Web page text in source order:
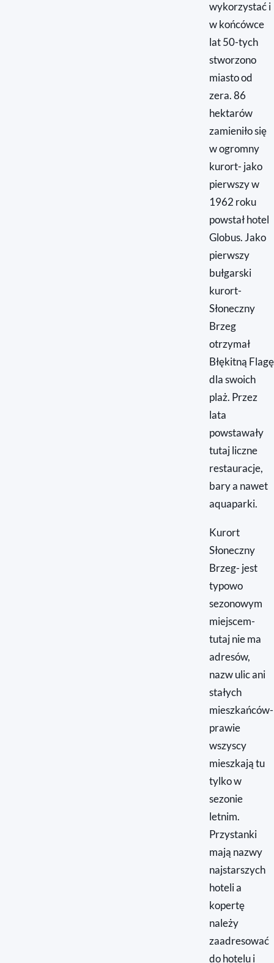
wykorzystać i
w końcówce
lat 50-tych
stworzono
miasto od
zera. 86
hektarów
zamieniło się
w ogromny
kurort- jako
pierwszy w
1962 roku
powstał hotel
Globus. Jako
pierwszy
bułgarski
kurort-
Słoneczny
Brzeg
otrzymał
Błękitną Flagę
dla swoich
plaż. Przez
lata
powstawały
tutaj liczne
restauracje,
bary a nawet
aquaparki.
Kurort
Słoneczny
Brzeg- jest
typowo
sezonowym
miejscem-
tutaj nie ma
adresów,
nazw ulic ani
stałych
mieszkańców-
prawie
wszyscy
mieszkają tu
tylko w
sezonie
letnim.
Przystanki
mają nazwy
najstarszych
hoteli a
kopertę
należy
zaadresować
do hotelu i